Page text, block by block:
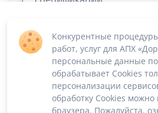
Конкурентные
работ, услуг для АПХ
персональные данные
обрабатывает Cookies
персонализации
обработку Cookies
браузера. Пожалуйста,